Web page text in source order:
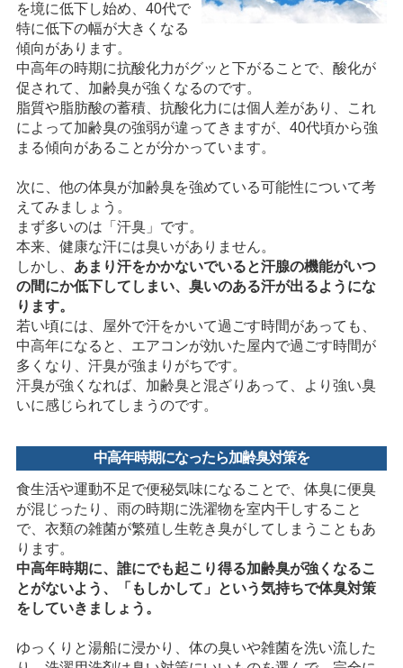
を境に低下し始め、40代で
特に低下の幅が大きくなる
傾向があります。
中高年の時期に抗酸化力がグッと下がることで、酸化が
促されて、加齢臭が強くなるのです。
脂質や脂肪酸の蓄積、抗酸化力には個人差があり、これ
によって加齢臭の強弱が違ってきますが、40代頃から強
まる傾向があることが分かっています。
次に、他の体臭が加齢臭を強めている可能性について考
えてみましょう。
まず多いのは「汗臭」です。
本来、健康な汗には臭いがありません。
しかし、 あまり汗をかかないでいると汗腺の機能がいつ
の間にか低下してしまい、臭いのある汗が出るようにな
ります。
若い頃には、屋外で汗をかいて過ごす時間があっても、
中高年になると、エアコンが効いた屋内で過ごす時間が
多くなり、汗臭が強まりがちです。
汗臭が強くなれば、加齢臭と混ざりあって、より強い臭
いに感じられてしまうのです。
中高年時期になったら加齢臭対策を
食生活や運動不足で便秘気味になることで、体臭に便臭
が混じったり、雨の時期に洗濯物を室内干しすること
で、衣類の雑菌が繁殖し生乾き臭がしてしまうこともあ
ります。
中高年時期に、誰にでも起こり得る加齢臭が強くなるこ
とがないよう、「もしかして」という気持ちで体臭対策
をしていきましょう。
ゆっくりと湯船に浸かり、体の臭いや雑菌を洗い流した